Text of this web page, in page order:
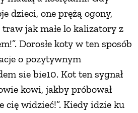
dzieci, one prężą ogony,
jak małe lo­ kalizatory z
Dorosłe koty w ten sposób
o pozytywnym
sie­ bie10. Kot ten sygnał
kowi, jakby próbował
cię widzieć!”. Kiedy idzie ku